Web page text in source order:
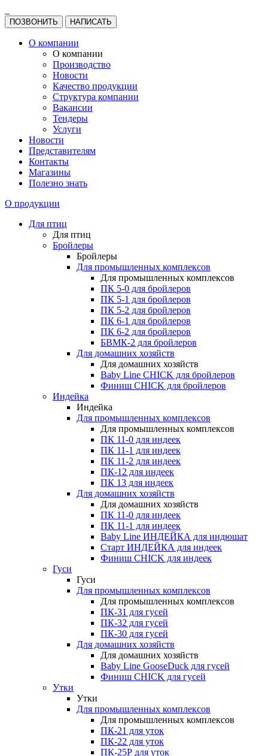
ПОЗВОНИТЬ НАПИСАТЬ
О компании
О компании
Производство
Новости
Качество продукции
Структура компании
Вакансии
Тендеры
Услуги
Новости
Представителям
Контакты
Магазины
Полезно знать
О продукции
Для птиц
Для птиц
Бройлеры
Бройлеры
Для промышленных комплексов
Для промышленных комплексов
ПК 5-0 для бройлеров
ПК 5-1 для бройлеров
ПК 5-2 для бройлеров
ПК 6-1 для бройлеров
ПК 6-2 для бройлеров
БВМК-2 для бройлеров
Для домашних хозяйств
Для домашних хозяйств
Baby Line CHICK для бройлеров
Финиш CHICK для бройлеров
Индейка
Индейка
Для промышленных комплексов
Для промышленных комплексов
ПК 11-0 для индеек
ПК 11-1 для индеек
ПК 11-2 для индеек
ПК-12 для индеек
ПК 13 для индеек
Для домашних хозяйств
Для домашних хозяйств
ПК 11-0 для индеек
ПК 11-1 для индеек
Baby Line ИНДЕЙКА для индюшат
Старт ИНДЕЙКА для индеек
Финиш CHICK для индеек
Гуси
Гуси
Для промышленных комплексов
Для промышленных комплексов
ПК-31 для гусей
ПК-32 для гусей
ПК-30 для гусей
Для домашних хозяйств
Для домашних хозяйств
Baby Line GooseDuck для гусей
Финиш CHICK для гусей
Утки
Утки
Для промышленных комплексов
Для промышленных комплексов
ПК-21 для уток
ПК-22 для уток
ПК-25Р для уток